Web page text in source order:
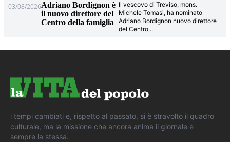
03/08/2026Adriano Bordignon è
il nuovo direttore del
Centro della famiglia
Il vescovo di Treviso, mons.
Michele Tomasi, ha nominato
Adriano Bordignon nuovo direttore
del Centro...
i tempi cambiati e, rispetto al passato, si è stravolto il quadro
culturale, ma la missione che ancora anima il giornale è
sempre la stessa.